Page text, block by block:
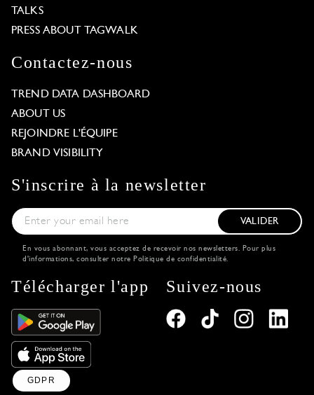
TALKS
PRESS ABOUT TAGWALK
Contactez-nous
TREND DATA DASHBOARD
ABOUT US
REJOINDRE L'ÉQUIPE
BRAND VISIBILITY
S'inscrire à la newsletter
VALIDER
En vous abonnant, vous acceptez de recevoir nos newsletters. Pour plus
d'informations, consulter notre Politique de confidentialité.
Télécharger l'app Suivez-nous
GDPR